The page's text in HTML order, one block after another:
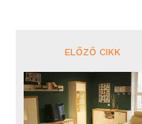
ELŐZŐ CIKK